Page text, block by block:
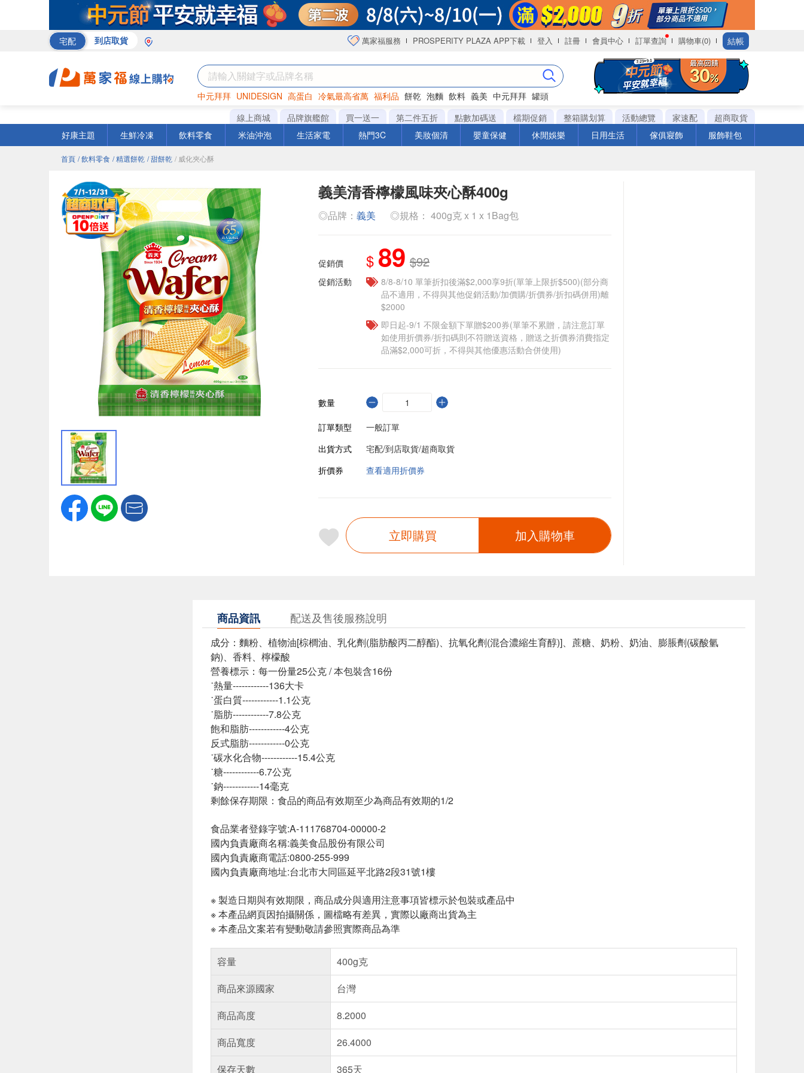
宅配 到店取貨 萬家福服務 PROSPERITY PLAZA APP下載 登入 註冊 會員中心 訂單查詢 購物車(0) 結帳
中元拜拜 UNIDESIGN 高蛋白 冷氣最高省萬 福利品 餅乾 泡麵 飲料 義美 中元拜拜 罐頭
巧克力 衛生紙 咖啡
線上商城 品牌旗艦館 買一送一 第二件五折 點數加碼送 檔期促銷 整箱購划算 活動總覽 家速配
超商取貨
好康主題
生鮮冷凍 飲料零食 米油沖泡 生活家電 熱門3C 美妝個清 嬰童保健 休閒娛樂 日用生活 傢俱寢飾 服飾鞋包
首頁 / 飲料零食 / 精選餅乾 / 甜餅乾 / 威化夾心酥
義美清香檸檬風味夾心酥400g
◎品牌： 義美 ◎規格： 400g克 x 1 x 1Bag包
促銷價 $ 89 $92
促銷活動
8/8-8/10 單筆折扣後滿$2,000享9折(單筆上限折$500)(部分商
品不適用，不得與其他促銷活動/加價購/折價券/折扣碼併用)離
$2000
即日起-9/1 不限金額下單贈$200券(單筆不累贈，請注意訂單
如使用折價券/折扣碼則不符贈送資格，贈送之折價券消費指定
品滿$2,000可折，不得與其他優惠活動合併使用)
數量
訂單類型
一般訂單
出貨方式
宅配/到店取貨/超商取貨
折價券
查看適用折價券
立即購買 加入購物車
商品資訊 配送及售後服務說明
成分：麵粉、植物油[棕櫚油、乳化劑(脂肪酸丙二醇酯)、抗氧化劑(混合濃縮生育醇)]、蔗糖、奶粉、奶油、膨脹劑(碳酸氫
鈉)、香料、檸檬酸
營養標示：每一份量25公克 / 本包裝含16份
˙熱量------------136大卡
˙蛋白質------------1.1公克
˙脂肪------------7.8公克
飽和脂肪------------4公克
反式脂肪------------0公克
˙碳水化合物------------15.4公克
˙糖------------6.7公克
˙鈉------------14毫克
剩餘保存期限：食品的商品有效期至少為商品有效期的1/2
食品業者登錄字號:A-111768704-00000-2
國內負責廠商名稱:義美食品股份有限公司
國內負責廠商電話:0800-255-999
國內負責廠商地址:台北市大同區延平北路2段31號1樓
※ 製造日期與有效期限，商品成分與適用注意事項皆標示於包裝或產品中
※ 本產品網頁因拍攝關係，圖檔略有差異，實際以廠商出貨為主
※ 本產品文案若有變動敬請參照實際商品為準
容量
400g克
商品來源國家
台灣
商品高度
8.2000
商品寬度
26.4000
保存天數
365天